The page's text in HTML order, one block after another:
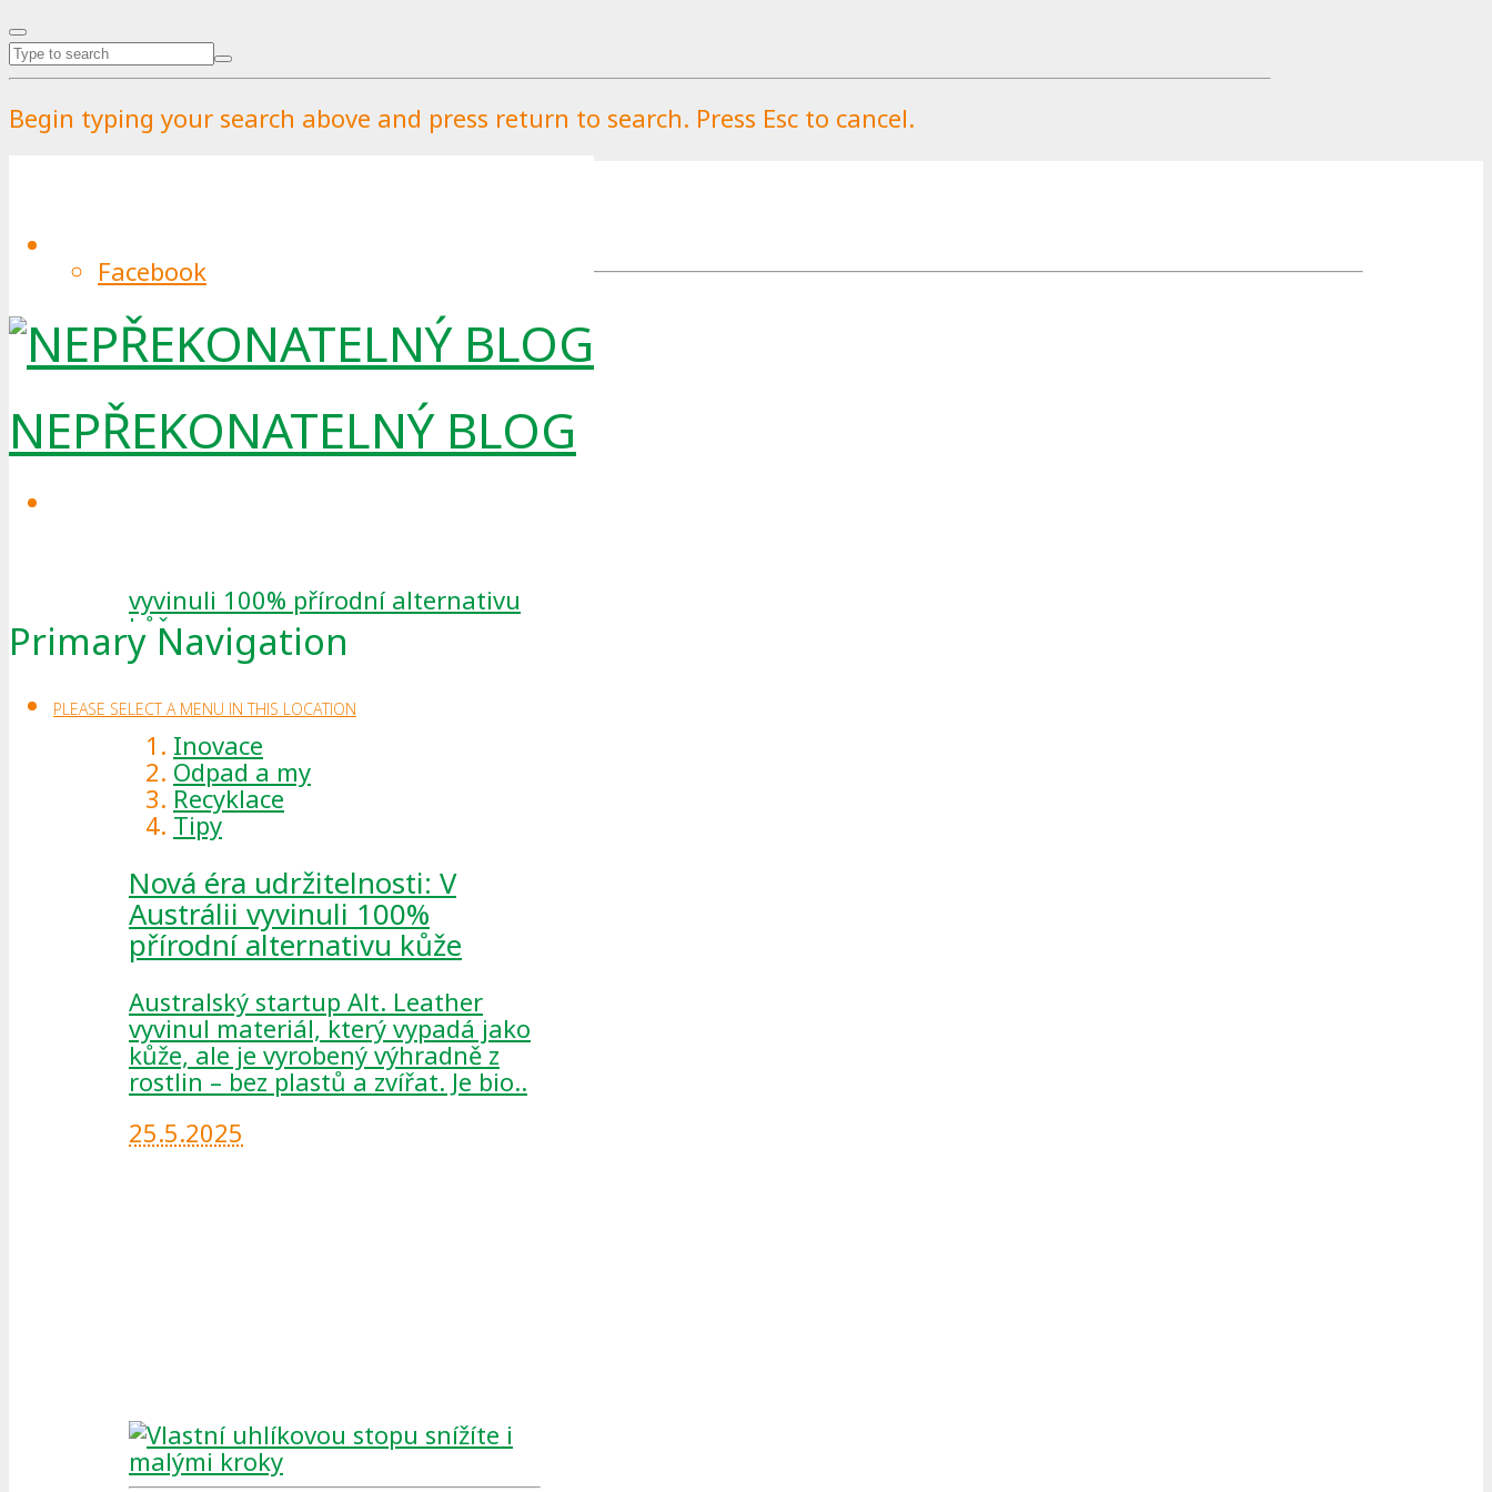
Begin typing your search above and press return to search. Press Esc to cancel.
Facebook
NEPŘEKONATELNÝ BLOG
Primary Navigation
PLEASE SELECT A MENU IN THIS LOCATION
Inovace
Odpad a my
Recyklace
Tipy
Nová éra udržitelnosti: V
Austrálii vyvinuli 100%
přírodní alternativu kůže
Australský startup Alt. Leather
vyvinul materiál, který vypadá jako
kůže, ale je vyrobený výhradně z
rostlin – bez plastů a zvířat. Je bio..
25.5.2025